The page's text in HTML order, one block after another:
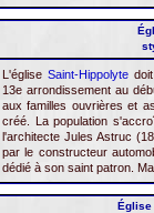
L'église Saint-Hippolyte
13e arrondissement au
aux familles ouvrières et
créé. La population
l'architecte Jules Astruc
par le constructeur
dédié à son saint patron.
Église